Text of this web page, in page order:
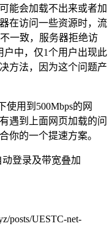
能会加载不出来或者加
在访问一些资源时，流
一致，服务器拒绝访
户中，仅1个用户出现此
方法，因为这个问题产
使用到500Mbps的网
遇到上面网页加载的问
你的一个提速方案。
登录及带宽叠加
posts/UESTC-net-